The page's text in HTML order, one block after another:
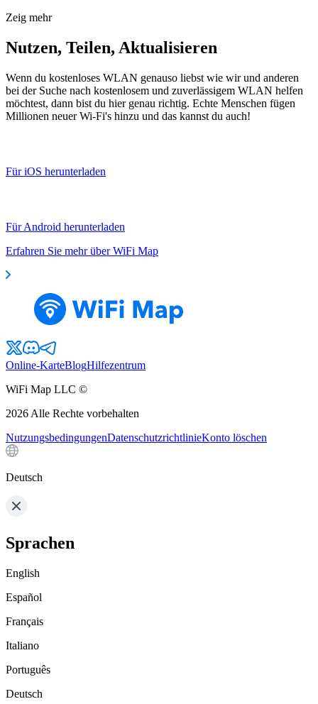
Zeig mehr
Nutzen, Teilen, Aktualisieren
Wenn du kostenloses WLAN genauso liebst wie wir und anderen
bei der Suche nach kostenlosem und zuverlässigem WLAN helfen
möchtest, dann bist du hier genau richtig. Echte Menschen fügen
Millionen neuer Wi-Fi's hinzu und das kannst du auch!
Für iOS herunterladen
Für Android herunterladen
Erfahren Sie mehr über WiFi Map
Online-KarteBlogHilfezentrum
WiFi Map LLC ©
2026 Alle Rechte vorbehalten
NutzungsbedingungenDatenschutzrichtlinieKonto löschen
Deutsch
Sprachen
English
Español
Français
Italiano
Português
Deutsch